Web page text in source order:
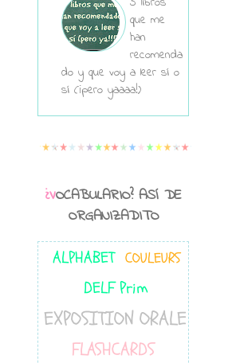
que me
han
recomenda
do y que voy a leer sí o
sí (¡pero yaaaa!)
¿VOCABULARIO? ASÍ DE
ORGANIZADITO
ALPHABET COULEURS
DELF Prim
EXPOSITION ORALE
FLASHCARDS